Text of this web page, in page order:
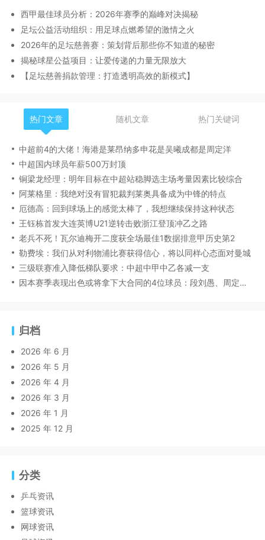
西甲最佳球员分析：2026年赛季的巅峰对决揭秘
足坛公益活动组织：用足球点燃希望的激情之火
2026年的足坛慈善赛：策划背后那些你不知道的秘密
揭秘球星公益项目：让爱传递的力量无限放大
【足坛慈善捐款管理：打造透明高效的新模式】
热门文章 随机文章 热门关键词
中超前4的大佬！海港是莱昂纳多申花是吴曦成都是周定洋
中超国内球员年薪500万封顶
铜梁龙经理：明年目标在中超站稳脚选主场考量因素比较综合
阿莱格里：我绝对没有冒犯裁判莱奥具备成为中锋的特点
厄德高：回到球场上的感觉太棒了，我想继续保持这种状态
王钰栋首发大连英博U21逆转击败浙江登顶冲乙之路
老兵不死！瓦尔迪梅开二度获全场最佳1数据排意甲历史第2
勒费埃：我们从对利物浦比赛获得信心，将以同样心态面对曼城
三级联赛准入降低梯队要求：中超中甲中乙各减一支
因本赛季表现出色或将拿下大合同的4位球员：段刘愚、周定洋领衔
归档
2026 年 6 月
2026 年 5 月
2026 年 4 月
2026 年 3 月
2026 年 1 月
2025 年 12 月
分类
乒乓资讯
篮球资讯
网球资讯